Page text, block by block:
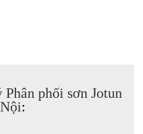
phối sơn Jotun
: